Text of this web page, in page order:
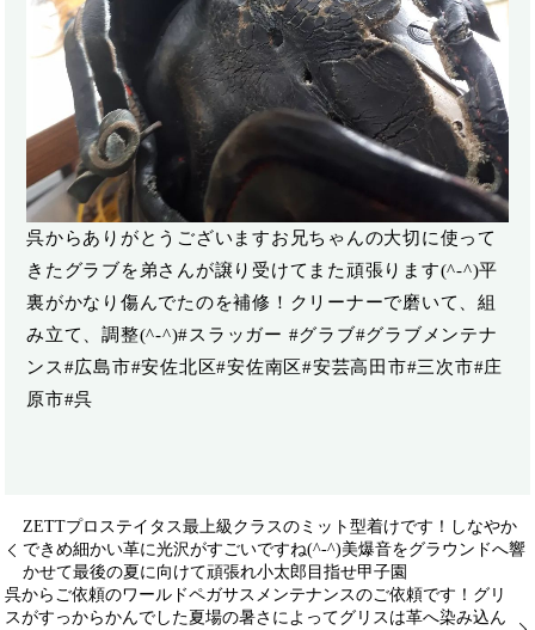
呉からありがとうございますお兄ちゃんの大切に使って
きたグラブを弟さんが譲り受けてまた頑張ります(^-^)平
裏がかなり傷んでたのを補修！クリーナーで磨いて、組
み立て、調整(^-^)️#スラッガー #グラブ#グラブメンテナ
ンス#広島市#安佐北区#安佐南区#安芸高田市#三次市#庄
原市#呉
ZETTプロステイタス最上級クラスのミット型着けです！しなやか
できめ細かい革に光沢がすごいですね(^-^)美爆音をグラウンドへ響
かせて最後の夏に向けて頑張れ小太郎目指せ甲子園️
呉からご依頼のワールドペガサス️メンテナンスのご依頼です！グリ
スがすっからかんでした夏場の暑さによってグリスは革へ染み込ん